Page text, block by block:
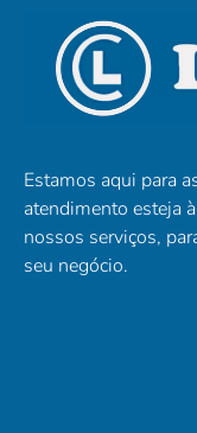
Estamos aqui para
atendimento esteja
nossos serviços,
seu negócio.